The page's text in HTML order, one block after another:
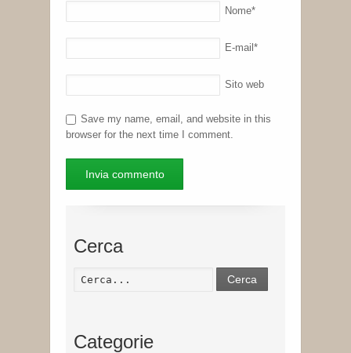
Nome*
E-mail *
Sito web
Save my name, email, and website in this
browser for the next time I comment.
Cerca
Cerca
Categorie